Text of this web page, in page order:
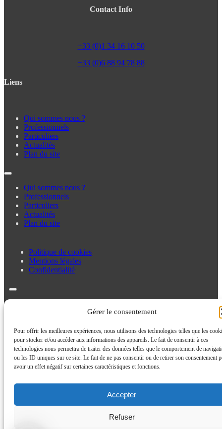
Gérer le consentement
Pour offrir les meilleures expériences, nous utilisons des technologies telles que les
pour stocker et/ou accéder aux informations des appareils. Le fait de consentir à ces
technologies nous permettra de traiter des données telles que le comportement de
ou les ID uniques sur ce site. Le fait de ne pas consentir ou de retirer son consentement
avoir un effet négatif sur certaines caractéristiques et fonctions.
Accepter
Refuser
Contact Info
+33 (0)1 34 16 10 50
+33 (0)6 88 94 78 88
Liens
Qui sommes nous ?
Professionnels
Particuliers
Actualités
Plan du site
Qui sommes nous ?
Professionnels
Particuliers
Actualités
Plan du site
Politique de cookies
Mentions légales
Confidentialité